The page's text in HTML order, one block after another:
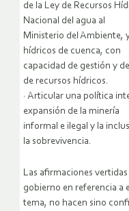
de la Ley de Recursos
Nacional del agua al
Ministerio del Ambiente,
hídricos de cuenca, con
capacidad de gestión y
de recursos hídricos.
· Articular una política
expansión de la minería
informal e ilegal y la
la sobrevivencia.
Las afirmaciones
gobierno en referencia a
tema, no hacen sino